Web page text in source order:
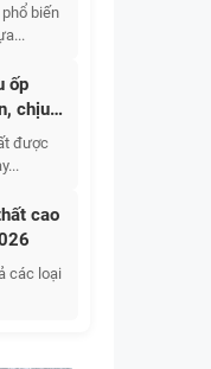
biến
ốp
chịu
được
cao
các loại